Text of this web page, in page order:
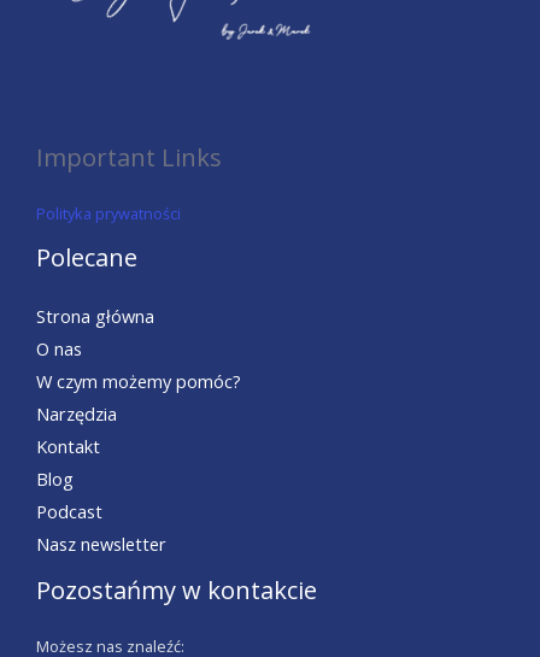
Important Links
Polityka prywatności
Polecane
Strona główna
O nas
W czym możemy pomóc?
Narzędzia
Kontakt
Blog
Podcast
Nasz newsletter
Pozostańmy w kontakcie
Możesz nas znaleźć: